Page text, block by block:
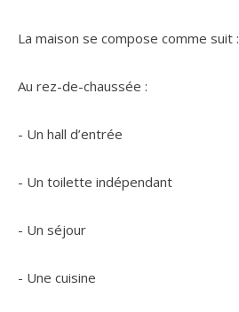
La maison se compose comme suit :
Au rez-de-chaussée :
- Un hall d’entrée
- Un toilette indépendant
- Un séjour
- Une cuisine